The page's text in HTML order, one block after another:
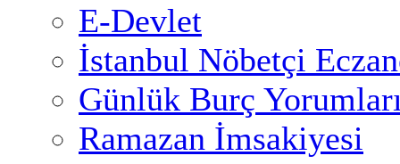
E-Devlet
İstanbul Nöbetçi
Günlük Burç
Ramazan İmsakiyesi